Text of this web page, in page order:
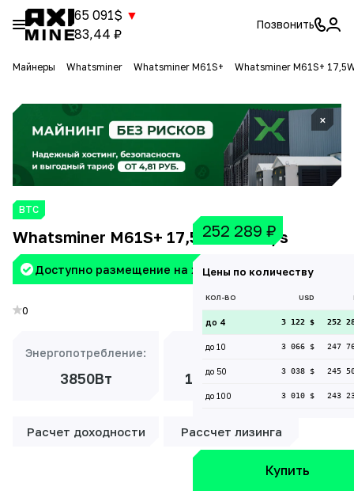
65 091$ ▼
83,44 ₽
Позвонить
Майнеры Whatsminer Whatsminer M61S+ Whatsminer M61S+
×
BTC
Whatsminer M61S+ 17,5W 220 Th/s
Доступно размещение на хостинге Aximine
0
Энергопотребление:
3850Вт
Доходность:
18 511 ₽/мес
Расчет доходности Рассчет лизинга
252 289 ₽
Цены по количеству
КОЛ-ВО USD
до 4 3 122 $ 252
до 10 3 066 $ 247
до 50 3 038 $ 245
до 100 3 010 $ 243
Купить